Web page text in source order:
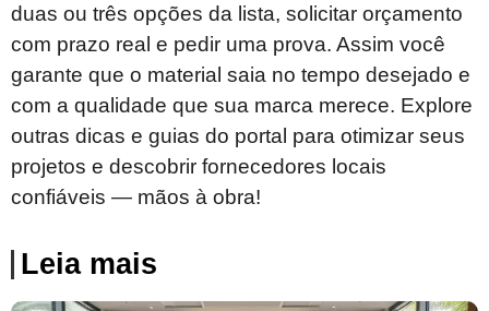
duas ou três opções da lista, solicitar orçamento
com prazo real e pedir uma prova. Assim você
garante que o material saia no tempo desejado e
com a qualidade que sua marca merece. Explore
outras dicas e guias do portal para otimizar seus
projetos e descobrir fornecedores locais
confiáveis — mãos à obra!
Leia mais